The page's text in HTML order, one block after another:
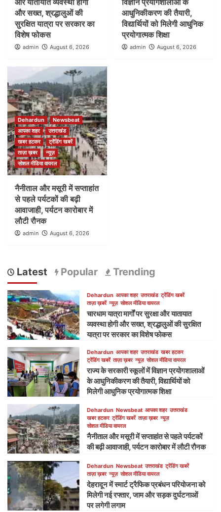
और सख्त, श्रद्धालुओं की
सुरक्षित यात्रा पर सरकार का
विशेष फोकस
admin August 6, 2026
आधुनिकीकरण की तैयारी,
विद्यार्थियों को मिलेगी आधुनिक
प्रयोगात्मक शिक्षा
admin August 6, 2026
Dehardun
Newsbeat
आपका शहर
उत्तराखंड
खबर हटकर
ट्रेंडिंग खबरें
ताज़ा ख़बर
न्यूज़
सोशल मीडिया वायरल
नैनीताल और मसूरी में सप्ताहांत
से पहले पर्यटकों की बढ़ी
आवाजाही, पर्यटन कारोबार में
लौटी रौनक
admin August 6, 2026
Latest Popular Trending
Dehardun आपका शहर उत्तराखंड ट्रेंडिंग खबरें
ताज़ा ख़बरें न्यूज़ सोशल मीडिया वायरल
चारधाम यात्रा मार्गों पर सुरक्षा और यातायात
व्यवस्था होगी और सख्त, श्रद्धालुओं की सुरक्षित
यात्रा पर सरकार का विशेष फोकस
Dehardun आपका शहर उत्तराखंड खबर हटकर
ट्रेंडिंग खबरें ताज़ा ख़बर न्यूज़ सोशल मीडिया वायरल
राज्य के सरकारी स्कूलों में विज्ञान प्रयोगशालाओं
के आधुनिकीकरण की तैयारी, विद्यार्थियों को
मिलेगी आधुनिक प्रयोगात्मक शिक्षा
Dehardun Newsbeat आपका शहर उत्तराखंड
खबर हटकर ट्रेंडिंग खबरें ताज़ा ख़बर न्यूज़
सोशल मीडिया वायरल
नैनीताल और मसूरी में सप्ताहांत से पहले पर्यटकों
की बढ़ी आवाजाही, पर्यटन कारोबार में लौटी रौनक
Dehardun Newsbeat उत्तराखंड ट्रेंडिंग खबरें
ताज़ा ख़बर न्यूज़ सोशल मीडिया वायरल
देहरादून में स्मार्ट ट्रैफिक प्रबंधन परियोजना को
मिलेगी नई रफ्तार, जाम और सड़क दुर्घटनाओं
पर लगेगी लगाम